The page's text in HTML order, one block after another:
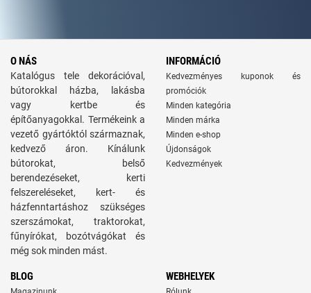
O NÁS
Katalógus tele dekorációval,
bútorokkal házba, lakásba
vagy kertbe és
építőanyagokkal. Termékeink a
vezető gyártóktól származnak,
kedvező áron. Kínálunk
bútorokat, belső
berendezéseket, kerti
felszereléseket, kert- és
házfenntartáshoz szükséges
szerszámokat, traktorokat,
fűnyírókat, bozótvágókat és
még sok minden mást.
INFORMÁCIÓ
Kedvezményes kuponok és
promóciók
Minden kategória
Minden márka
Minden e-shop
Újdonságok
Kedvezmények
BLOG WEBHELYEK